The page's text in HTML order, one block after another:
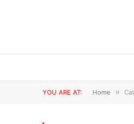
YOU ARE AT: Home »